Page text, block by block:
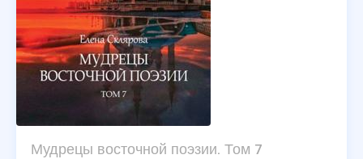
Мудрецы восточной поэзии. Том 7